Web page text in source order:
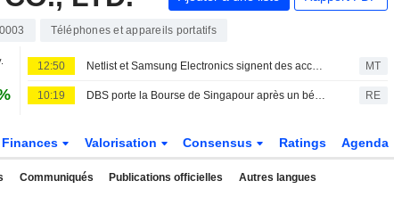
Téléphones et appareils portatifs
12:50 Netlist et Samsung Electronics signent des accords de licence croisée de brevets, d'approvisionnement et de coopération technologique MT
10:19 DBS porte la Bourse de Singapour après un bénéfice record ; les devises asiatiques s'inscrivent en baisse RE
Finances Valorisation Consensus Ratings Agenda
Communiqués Publications officielles Autres langues